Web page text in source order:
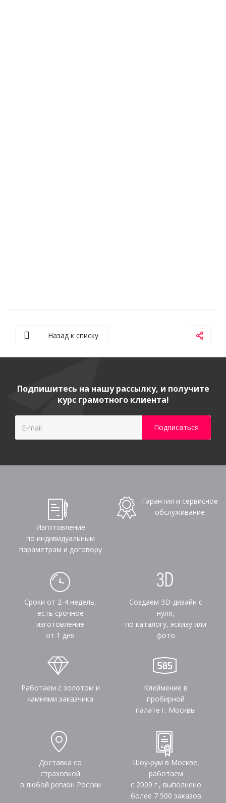
Назад к списку
Подпишитесь на нашу рассылку, и получите
курс грамотного клиента!
Изготовление
по индивидуальным
параметрам и договору
Гарантия и сервисное
обслуживание
Сроки от 2-4 недель,
есть срочное
изготовление
от 1 дня
Создаем 3D-дизайн с
нуля,
по каталогу, эскизу или
фото
Работаем с золотом и
камнями заказчика
Клеймение в
пробирной
палате г. Москвы
Доставка со
страховкой
в любой регион России
Шоу-рум в Москве,
работаем
с 2009 г., выполнено
более 7 500 заказов